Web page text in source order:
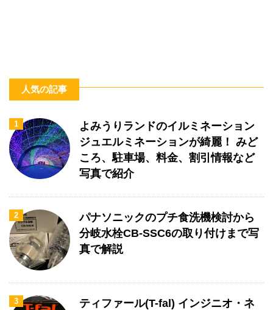
人気の記事
1
よみうりランドのイルミネーション
ジュエルミネーションが綺麗！ みど
ころ、駐車場、料金、割引情報など
写真で紹介
2
パナソニックのプチ食洗機検討から
分岐水栓CB-SSC6の取り付けまで写
真で解説
3
ティファール(T-fal) インジニオ・ネ